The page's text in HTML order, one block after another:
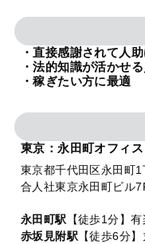
・直接感謝されて人
・法的知識が活かせ
・稼ぎたい方に最適
東京：永田町オフィス
東京都千代田区永田町
合人社東京永田町ビル
永田町駅 【徒歩1分】
赤坂見附駅 【徒歩6分
プライバシーポリ
TikTok